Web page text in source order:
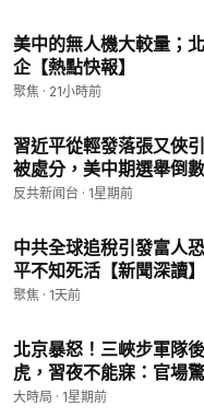
美中的無人機大較量；
企【熱點快報】
聚焦 · 21小時前
習近平從輕發落張又俠
被處分，美中期選舉倒
聞再衝擊中國AI!胡錦濤 |
反共新闻台 · 1星期前
中共全球追稅引發富人
平不知死活【新聞深讀】
聚焦 · 1天前
北京暴怒！三峽步軍隊
虎，習夜不能寐：官場
朝變局｜大時局
大時局 · 1星期前